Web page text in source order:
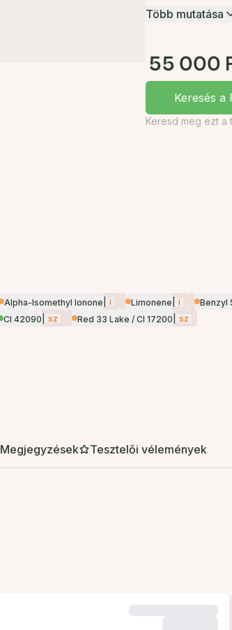
Több mutatása
55 000
Keresés a
Keresd meg ezt a
Alpha-Isomethyl Ionone i Limonene i Benzyl
CI 42090 sz Red 33 Lake / CI 17200 sz
Megjegyzések Tesztelői vélemények